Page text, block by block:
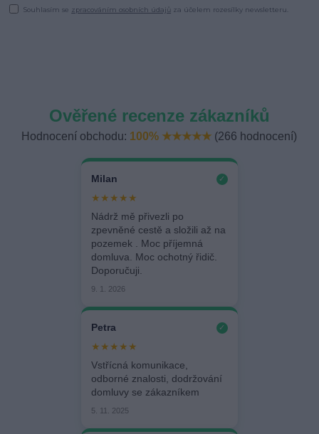
Souhlasím se zpracováním osobních údajů za účelem rozesílky newsletteru.
Ověřené recenze zákazníků
Hodnocení obchodu: 100% ★★★★★ (266 hodnocení)
Milan ✓
★★★★★
Nádrž mě přivezli po
zpevněné cestě a složili až na
pozemek . Moc příjemná
domluva. Moc ochotný řidič.
Doporučuji.
9. 1. 2026
Petra ✓
★★★★★
Vstřícná komunikace,
odborné znalosti, dodržování
domluvy se zákazníkem
5. 11. 2025